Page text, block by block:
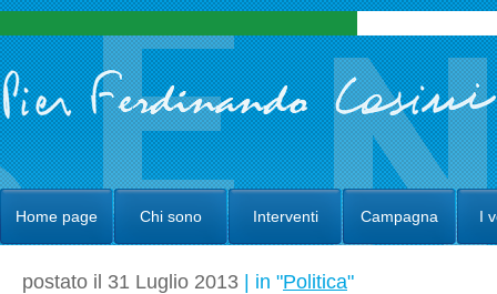
Home page Chi sono Interventi Campagna I
postato il 31 Luglio 2013 | in "Politica"